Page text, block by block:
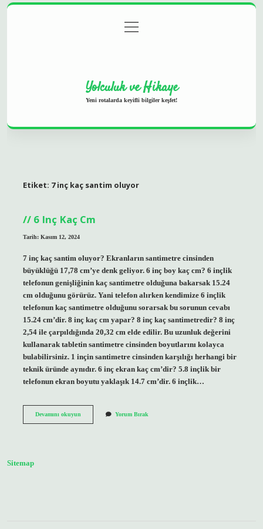
Gizlilik Politikası
menüyü
aç
Yolculuk ve Hikaye
Yeni rotalarda keyifli bilgiler keşfet!
Etiket: 7 inç kaç santim oluyor
6 Inç Kaç Cm
Tarih: Kasım 12, 2024
7 inç kaç santim oluyor? Ekranların santimetre cinsinden
büyüklüğü 17,78 cm’ye denk geliyor. 6 inç boy kaç cm? 6 inçlik
telefonun genişliğinin kaç santimetre olduğuna bakarsak 15.24
cm olduğunu görürüz. Yani telefon alırken kendimize 6 inçlik
telefonun kaç santimetre olduğunu sorarsak bu sorunun cevabı
15.24 cm’dir. 8 inç kaç cm yapar? 8 inç kaç santimetredir? 8 inç
2,54 ile çarpıldığında 20,32 cm elde edilir. Bu uzunluk değerini
kullanarak tabletin santimetre cinsinden boyutlarını kolayca
bulabilirsiniz. 1 inçin santimetre cinsinden karşılığı herhangi bir
teknik üründe aynıdır. 6 inç ekran kaç cm’dir? 5.8 inçlik bir
telefonun ekran boyutu yaklaşık 14.7 cm’dir. 6 inçlik…
Devamını okuyun6
Yorum Bırak
Sitemap